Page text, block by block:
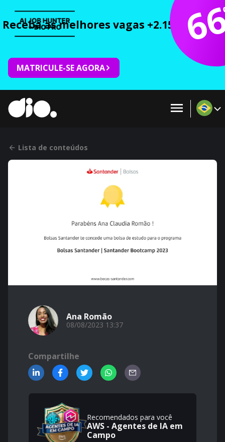
Receba as melhores vagas +2.150 cursos
MATRICULE-SE AGORA
Lista de conteúdos
Ana Romão
08/08/2023 13:37
Compartilhe
Recomendados para você
AWS - Agentes de IA em
Campo